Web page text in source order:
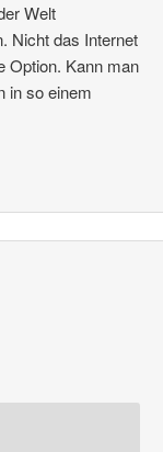
Welt
Nicht das Internet
Option. Kann man
in so einem